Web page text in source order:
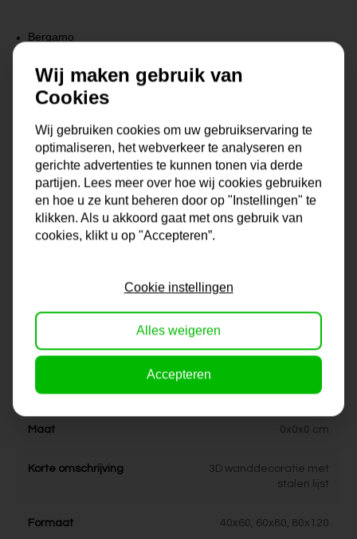
Bergamo
Genua
Het bestellen is eenvoudig en veilig bij Artdeals. En als klant ben
je verzekerd van een uniek product waar geen tientallen van
bestaan.
De collectie wanddecoratie bij Artdeals is altijd een tikje
eigenwijs en ook uniek te noemen. Zit het juiste schilderij er niet
Gratis verzending vanaf €99,95!
Specificaties
Maat 0x0x0 cm
Korte omschrijving
3D wanddecoratie met
stalen lijst
Formaat 40x60, 60x80, 80x120
Wij maken gebruik van
Cookies
Wij gebruiken cookies om uw gebruikservaring te
optimaliseren, het webverkeer te analyseren en
gerichte advertenties te kunnen tonen via derde
partijen. Lees meer over hoe wij cookies gebruiken
en hoe u ze kunt beheren door op "Instellingen" te
klikken. Als u akkoord gaat met ons gebruik van
cookies, klikt u op "Accepteren”.
Cookie instellingen
Alles weigeren
Accepteren